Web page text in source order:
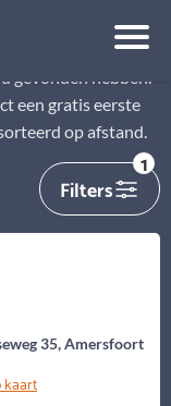
gevonden hebben.
een gratis eerste
op afstand.
Filters
1
35, Amersfoort
kaart